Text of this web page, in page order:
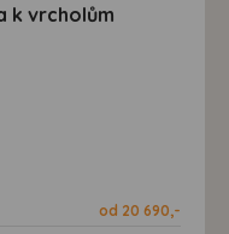
k vrcholům
od 20 690,-